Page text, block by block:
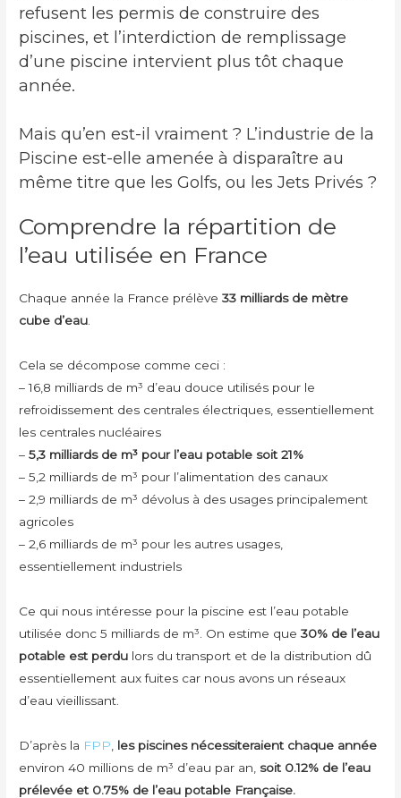
refusent les permis de construire des
piscines, et l’interdiction de remplissage
d’une piscine intervient plus tôt chaque
année.
Mais qu’en est-il vraiment ? L’industrie de la
Piscine est-elle amenée à disparaître au
même titre que les Golfs, ou les Jets Privés ?
Comprendre la répartition de
l’eau utilisée en France
Chaque année la France prélève33 milliards de mètre
cube d’eau
Cela se décompose comme ceci :
– 16,8 milliards de m³ d’eau douce utilisés pour le
refroidissement des centrales électriques, essentiellement
les centrales nucléaires
–5,3 milliards de m³ pour l’eau potable soit 21%
– 5,2 milliards de m³ pour l’alimentation des canaux
– 2,9 milliards de m³ dévolus à des usages principalement
agricoles
– 2,6 milliards de m³ pour les autres usages,
essentiellement industriels
Ce qui nous intéresse pour la piscine est l’eau potable
utilisée donc 5 milliards de m³. On estime que30% de l’eau
potable est perdu lors du transport et de la distribution dû
essentiellement aux fuites car nous avons un réseaux
d’eau vieillissant.
D’après la FPP les piscines nécessiteraient chaque année
environ 40 millions de m³ d’eau par an, soit 0.12% de l’eau
prélevée et 0.75% de l’eau potable Française.